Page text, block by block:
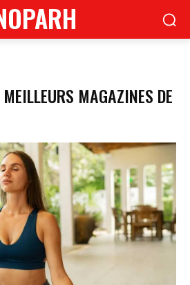
MAGAZINES DE